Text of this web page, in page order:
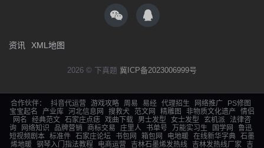
资讯 XML地图
2026 © 下真题 冀ICP备2023006999号
合作伙伴： 抖音代运营 游戏攻略 周易 易经 代理招生 网络推广
PS修图
宝宝起名
产业库 河北信息网 搜救犬 范文网 精雕图 非物质文化遗产
情侣
网名
经典范文 石家庄点痣 戏曲下载 男士发型 女士发型 玄机派
法律咨
询
网络知识 品牌营销 商标交易 庄里人 书单号 万能实习生 国学网
鲁迅
短视频剧本 标准件 石家庄论坛 书包网 箱包网 电地暖 在线新华字典 石墨
烯地暖 钢琴入门指法教程 电商运营 吉林石墨烯发热线 吉林发热线厂家 吉